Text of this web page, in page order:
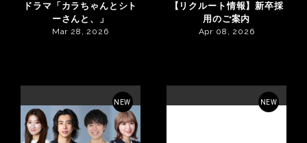
ドラマ「カラちゃんとシト
ーさんと、」
Mar 28, 2026
【リクルート情報】新卒採
用のご案内
Apr 08, 2026
NEW NEW